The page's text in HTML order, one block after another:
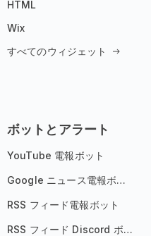
HTML
Wix
すべてのウィジェット
ボットとアラート
YouTube 電報ボット
Google ニュース電報ボット
RSS フィード電報ボット
RSS フィード Discord ボット